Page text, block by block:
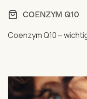
COENZYM Q10
Coenzym Q10 ‒